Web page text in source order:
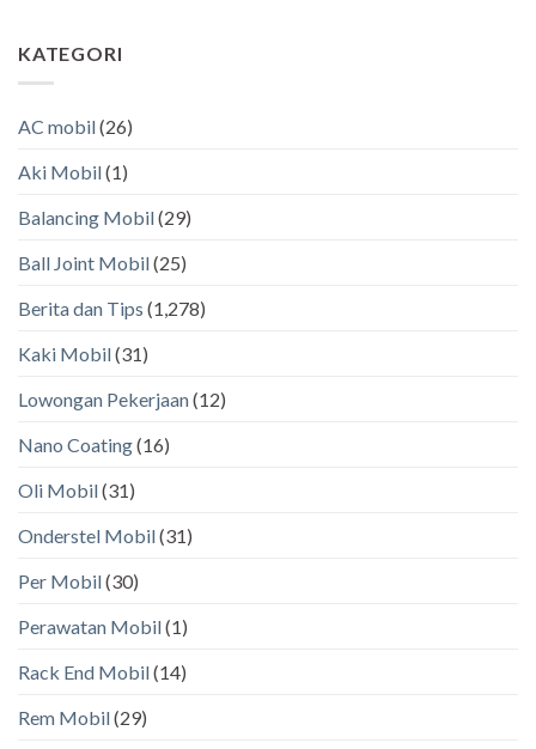
KATEGORI
AC mobil(26)
Aki Mobil(1)
Balancing Mobil(29)
Ball Joint Mobil(25)
Berita dan Tips (1,278)
Kaki Mobil(31)
Lowongan Pekerjaan(12)
Nano Coating(16)
Oli Mobil(31)
Onderstel Mobil(31)
Per Mobil(30)
Perawatan Mobil(1)
Rack End Mobil(14)
Rem Mobil(29)